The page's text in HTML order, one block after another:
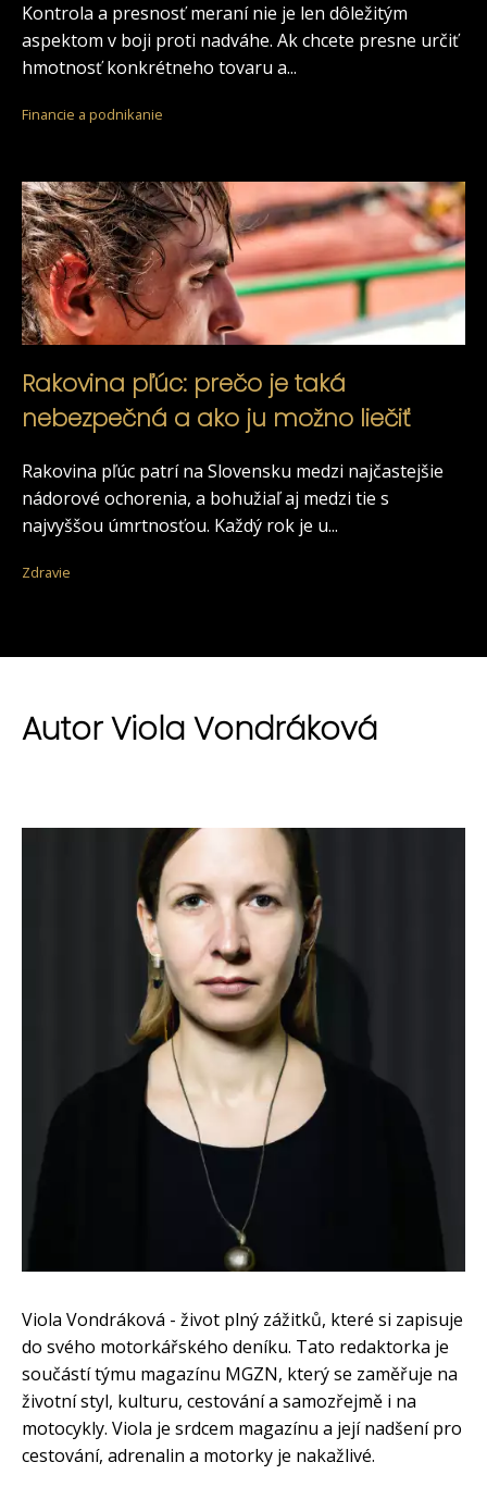
Kontrola a presnosť meraní nie je len dôležitým
aspektom v boji proti nadváhe. Ak chcete presne určiť
hmotnosť konkrétneho tovaru a...
Financie a podnikanie
Rakovina pľúc: prečo je taká
nebezpečná a ako ju možno liečiť
Rakovina pľúc patrí na Slovensku medzi najčastejšie
nádorové ochorenia, a bohužiaľ aj medzi tie s
najvyššou úmrtnosťou. Každý rok je u...
Zdravie
Autor Viola Vondráková
Viola Vondráková - život plný zážitků, které si zapisuje
do svého motorkářského deníku. Tato redaktorka je
součástí týmu magazínu MGZN, který se zaměřuje na
životní styl, kulturu, cestování a samozřejmě i na
motocykly. Viola je srdcem magazínu a její nadšení pro
cestování, adrenalin a motorky je nakažlivé.